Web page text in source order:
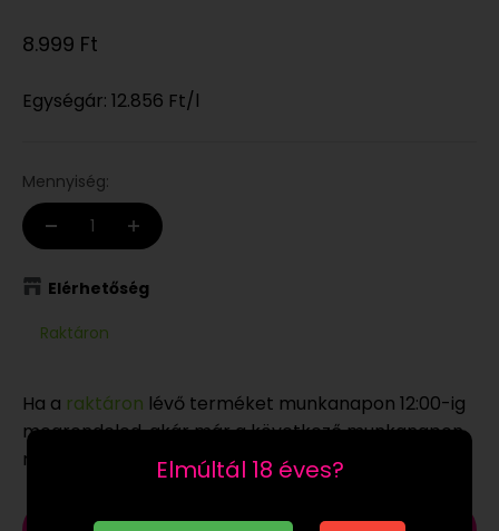
Elmúltál 18 éves?
Eladási ár
8.999 Ft
Egységár: 12.856 Ft/l
Mennyiség:
Elérhetőség
Raktáron
Ha a raktáron lévő terméket munkanapon 12:00-ig
megrendeled, akár már a következő munkanapon
megkaphatod.